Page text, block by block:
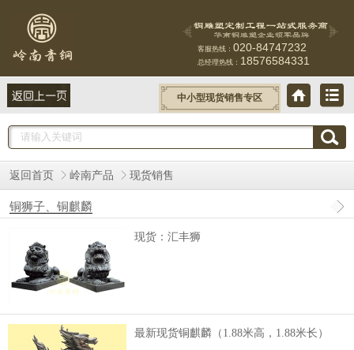
客服热线：020-84747232
总经理热线： 18576584331
中小型现货销售专区
返回首页 岭南产品 现货销售
铜狮子、铜麒麟
现货：汇丰狮
最新现货铜麒麟（1.88米高，1.88米长）